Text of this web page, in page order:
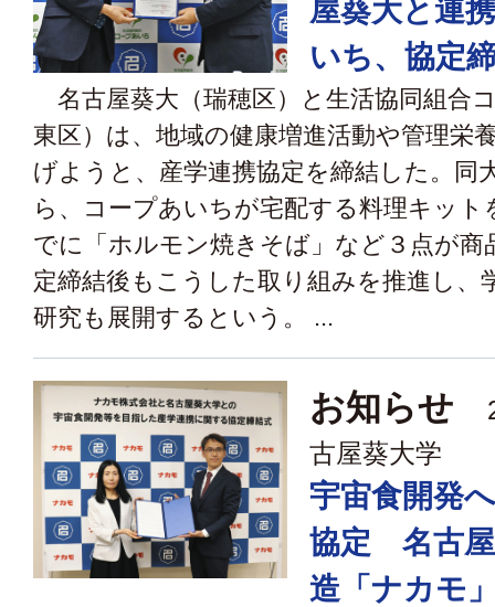
屋葵大と連
いち、協定
名古屋葵大（瑞穂区）と生活協同組合
東区）は、地域の健康増進活動や管理栄
げようと、産学連携協定を締結した。同
ら、コープあいちが宅配する料理キット
でに「ホルモン焼きそば」など３点が商
定締結後もこうした取り組みを推進し、
研究も展開するという。 ...
お知らせ
古屋葵大学
宇宙食開発
協定 名古屋
造「ナカモ